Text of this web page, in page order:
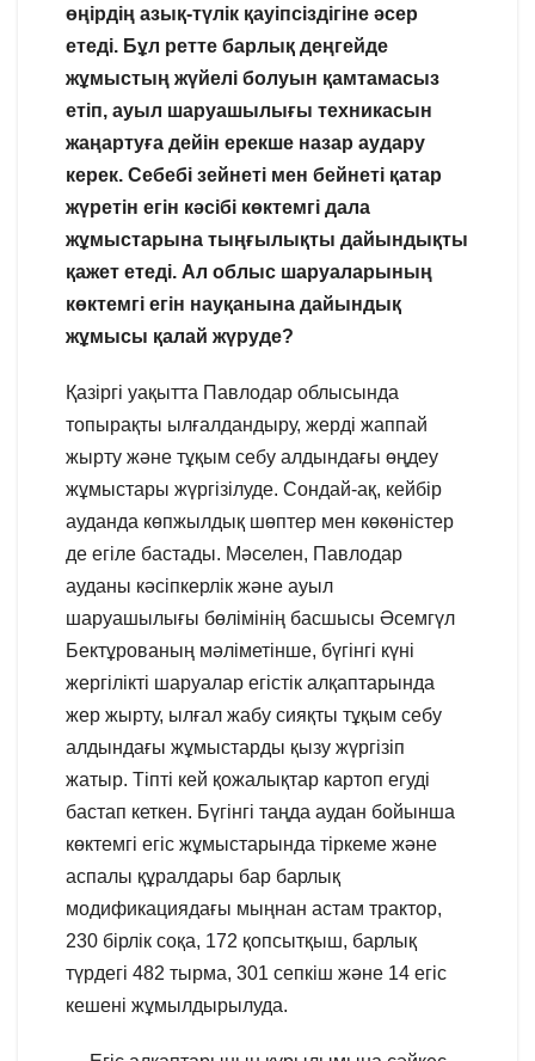
өңірдің азық-түлік қауіпсіздігіне әсер
етеді. Бұл ретте барлық деңгейде
жұмыстың жүйелі болуын қамтамасыз
етіп, ауыл шаруашылығы техникасын
жаңартуға дейін ерекше назар аудару
керек. Себебі зейнеті мен бейнеті қатар
жүретін егін кәсібі көктемгі дала
жұмыстарына тыңғылықты дайындықты
қажет етеді. Ал облыс шаруаларының
көктемгі егін науқанына дайындық
жұмысы қалай жүруде?
Қазіргі уақытта Павлодар облысында
топырақты ылғалдандыру, жерді жаппай
жырту және тұқым себу алдындағы өңдеу
жұмыстары жүргізілуде. Сондай-ақ, кейбір
ауданда көпжылдық шөптер мен көкөністер
де егіле бастады. Мәселен, Павлодар
ауданы кәсіпкерлік және ауыл
шаруашылығы бөлімінің басшысы Әсемгүл
Бектұрованың мәліметінше, бүгінгі күні
жергілікті шаруалар егістік алқаптарында
жер жырту, ылғал жабу сияқты тұқым себу
алдындағы жұмыстарды қызу жүргізіп
жатыр. Тіпті кей қожалықтар картоп егуді
бастап кеткен. Бүгінгі таңда аудан бойынша
көктемгі егіс жұмыстарында тіркеме және
аспалы құралдары бар барлық
модификациядағы мыңнан астам трактор,
230 бірлік соқа, 172 қопсытқыш, барлық
түрдегі 482 тырма, 301 сепкіш және 14 егіс
кешені жұмылдырылуда.